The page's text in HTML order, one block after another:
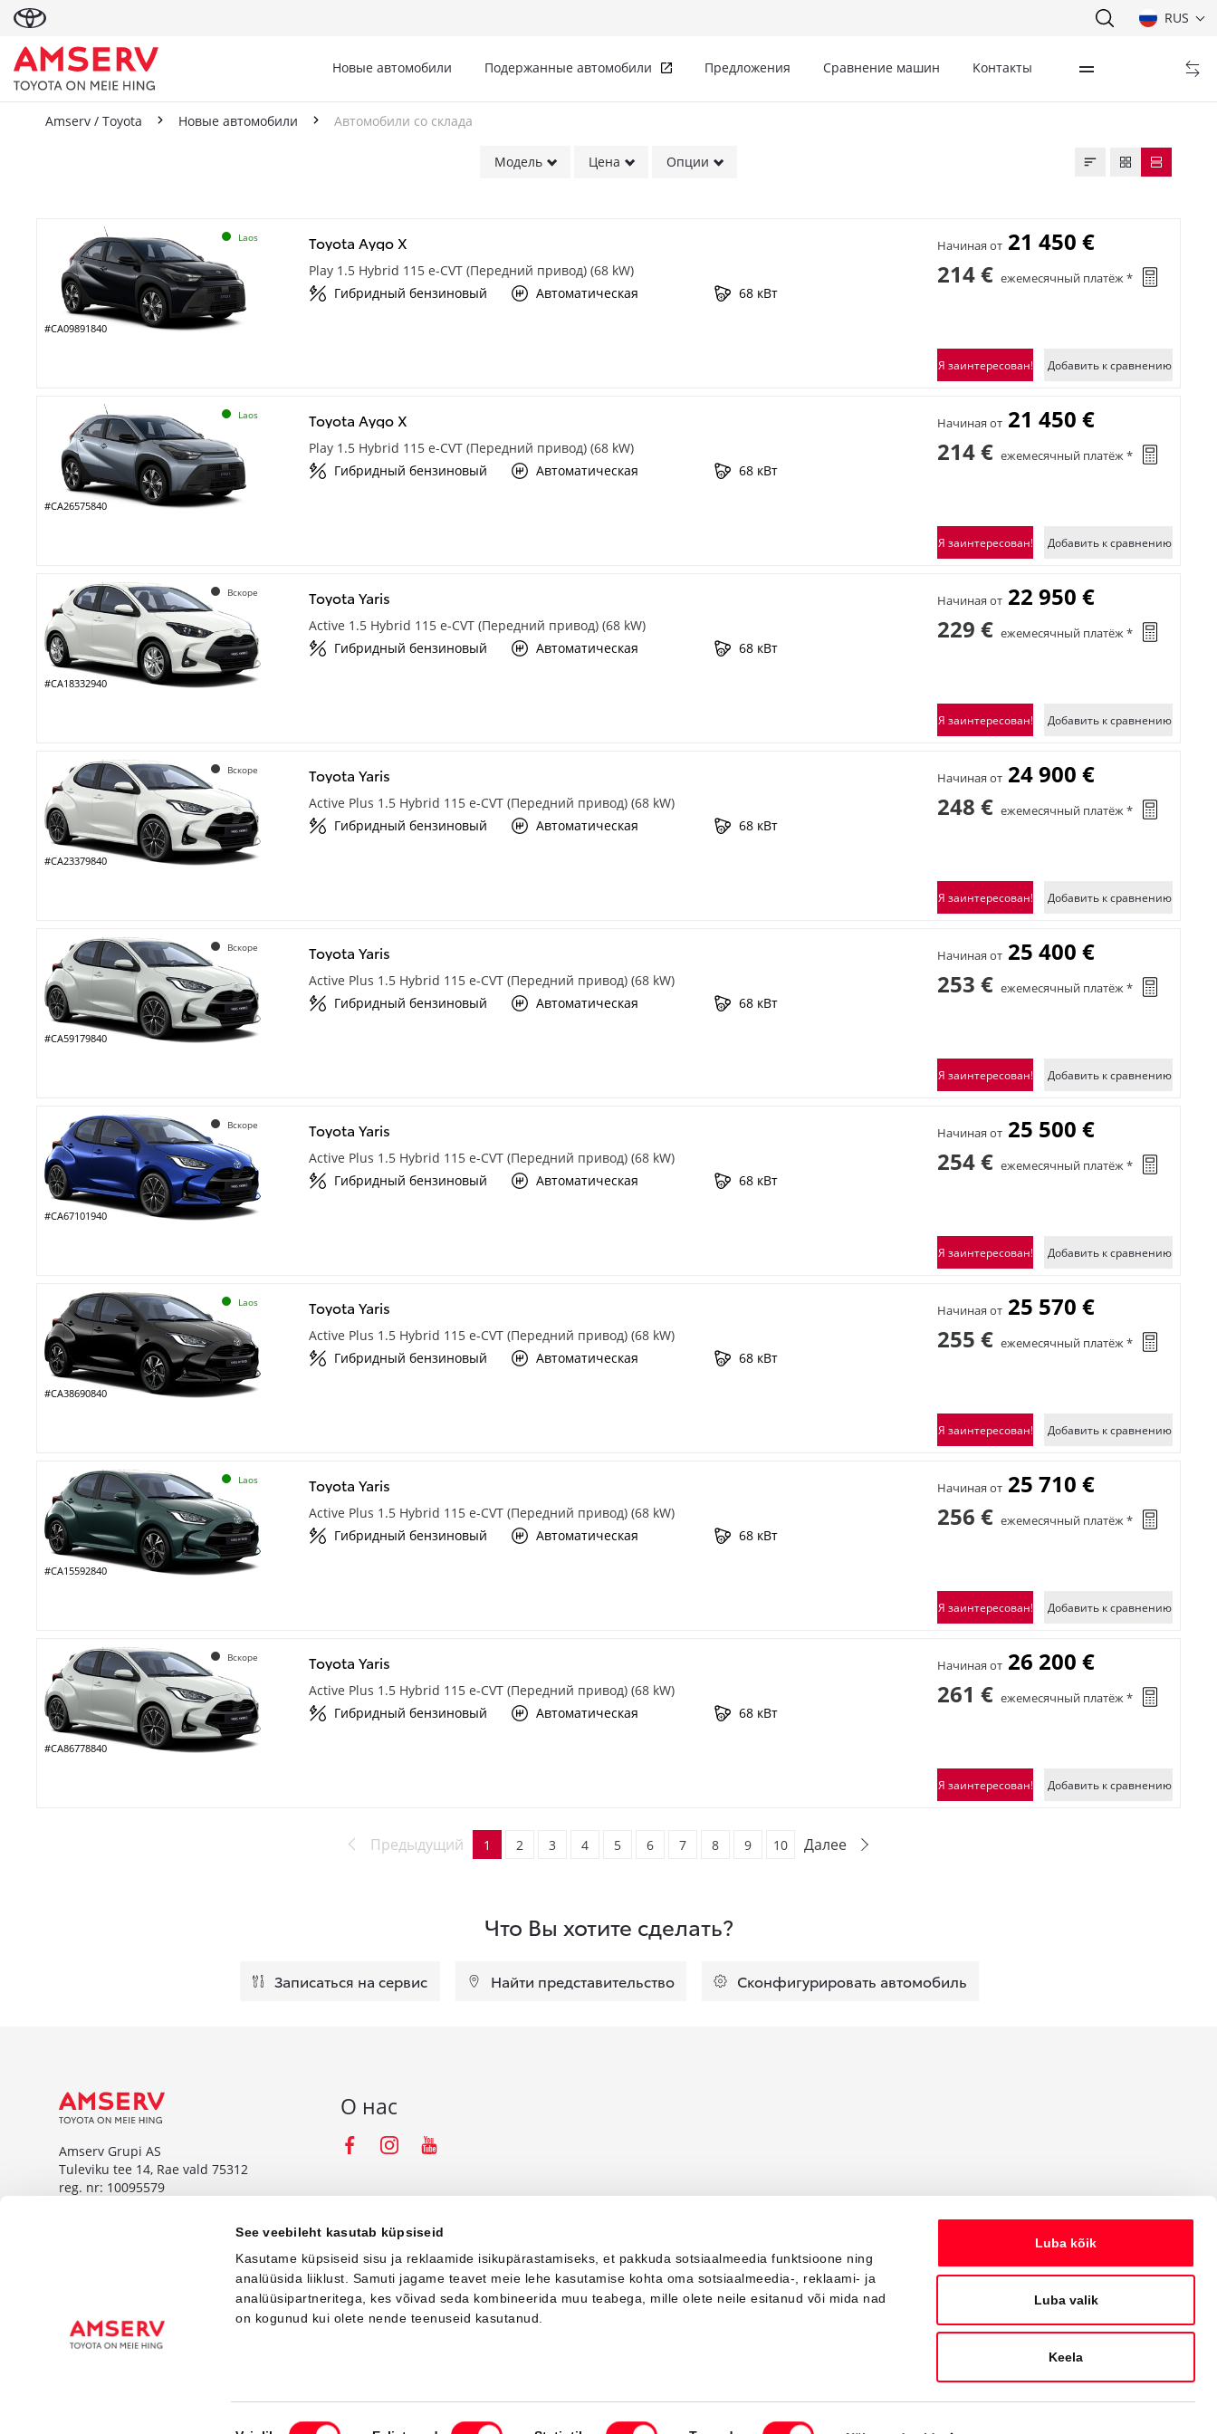
See veebileht kasutab küpsiseid
Kasutame küpsiseid sisu ja reklaamide isikupärastamiseks, et pakkuda sotsiaalmeedia funktsioone ning
analüüsida liiklust. Samuti jagame teavet meie lehe kasutamise kohta oma sotsiaalmeedia-, reklaami- ja
analüüsipartneritega, kes võivad seda kombineerida muu teabega, mille olete neile esitanud või mida nad
on kogunud kui olete nende teenuseid kasutanud.
Nõusoleku
Luba kõik
Luba valik
Keela
RUS
Новые автомобили Подержанные автомобили Предложения Сравнение машин Kонтакты
Amserv / Toyota Новые автомобили Автомобили со склада
Модель Цена Опции
Laos
#CA09891840
Toyota Aygo X
Play 1.5 Hybrid 115 e-CVT (Передний привод) (68 kW)
Начиная от 21 450 €
214 € ежемесячный платёж *
Гибридный бензиновый Автоматическая 68 кВт
Я заинтересован! Добавить к сравнению
Laos
#CA26575840
Toyota Aygo X
Play 1.5 Hybrid 115 e-CVT (Передний привод) (68 kW)
Начиная от 21 450 €
214 € ежемесячный платёж *
Гибридный бензиновый Автоматическая 68 кВт
Я заинтересован! Добавить к сравнению
Вскоре
#CA18332940
Toyota Yaris
Active 1.5 Hybrid 115 e-CVT (Передний привод) (68 kW)
Начиная от 22 950 €
229 € ежемесячный платёж *
Гибридный бензиновый Автоматическая 68 кВт
Я заинтересован! Добавить к сравнению
Вскоре
#CA23379840
Toyota Yaris
Active Plus 1.5 Hybrid 115 e-CVT (Передний привод) (68 kW)
Начиная от 24 900 €
248 € ежемесячный платёж *
Гибридный бензиновый Автоматическая 68 кВт
Я заинтересован! Добавить к сравнению
Вскоре
#CA59179840
Toyota Yaris
Active Plus 1.5 Hybrid 115 e-CVT (Передний привод) (68 kW)
Начиная от 25 400 €
253 € ежемесячный платёж *
Гибридный бензиновый Автоматическая 68 кВт
Я заинтересован! Добавить к сравнению
Вскоре
#CA67101940
Toyota Yaris
Active Plus 1.5 Hybrid 115 e-CVT (Передний привод) (68 kW)
Начиная от 25 500 €
254 € ежемесячный платёж *
Гибридный бензиновый Автоматическая 68 кВт
Я заинтересован! Добавить к сравнению
Laos
#CA38690840
Toyota Yaris
Active Plus 1.5 Hybrid 115 e-CVT (Передний привод) (68 kW)
Начиная от 25 570 €
255 € ежемесячный платёж *
Гибридный бензиновый Автоматическая 68 кВт
Я заинтересован! Добавить к сравнению
Laos
#CA15592840
Toyota Yaris
Active Plus 1.5 Hybrid 115 e-CVT (Передний привод) (68 kW)
Начиная от 25 710 €
256 € ежемесячный платёж *
Гибридный бензиновый Автоматическая 68 кВт
Я заинтересован! Добавить к сравнению
Вскоре
#CA86778840
Toyota Yaris
Active Plus 1.5 Hybrid 115 e-CVT (Передний привод) (68 kW)
Начиная от 26 200 €
261 € ежемесячный платёж *
Гибридный бензиновый Автоматическая 68 кВт
Я заинтересован! Добавить к сравнению
Предыдущий Далее
1 2 3 4 5 6 7 8 9 10
Что Вы хотите сделать?
Записаться на сервис Найти представительство Сконфигурировать автомобиль
Amserv Grupi AS
Tuleviku tee 14, Rae vald 75312
reg. nr: 10095579
Tuleviku tee 14, Rae vald 75312
www.amservauto.ee
О нас
Facebooki ikoon
Instagrammi ikoon